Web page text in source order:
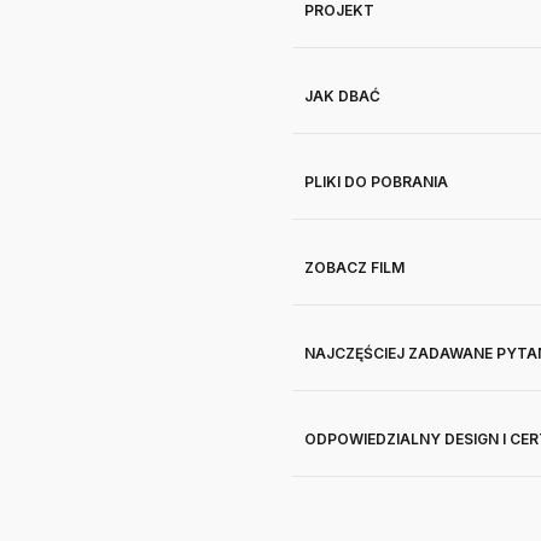
PROJEKT
JAK DBAĆ
PLIKI DO POBRANIA
ZOBACZ FILM
NAJCZĘŚCIEJ ZADAWANE
ODPOWIEDZIALNY DESIGN I